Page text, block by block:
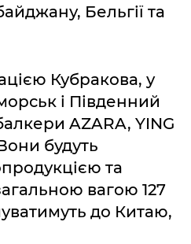
Бельгії та
Кубракова, у
і Південний
AZARA, YING
будуть
та
вагою 127
до Китаю,